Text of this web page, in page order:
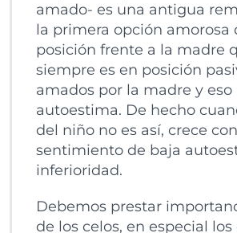
amado- es una antigua
la primera opción amorosa
posición frente a la madre
siempre es en posición
amados por la madre y
autoestima. De hecho
del niño no es así, crece
sentimiento de baja
inferioridad.
Debemos prestar
de los celos, en especial